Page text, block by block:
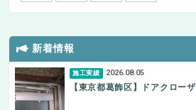
新着情報
施工実績 2026.08.05
【東京都葛飾区】ドアクロー